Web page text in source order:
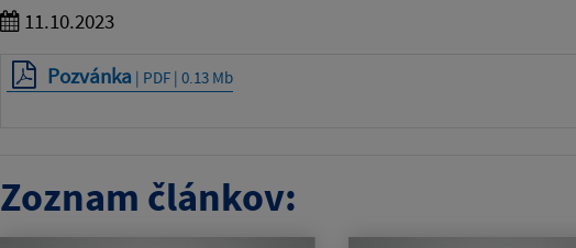
11.10.2023
Pozvánka | PDF | 0.13 Mb
Zoznam článkov: